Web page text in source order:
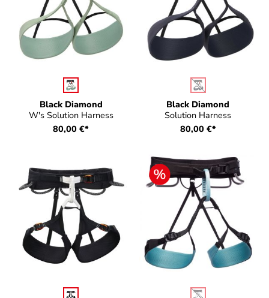
Black Diamond
W's Solution Harness
auswählen
80,00 €*
Black Diamond
Solution Harness
Farbeauswählen
(Diese Option ist
80,00 €*
Farbe auswählen